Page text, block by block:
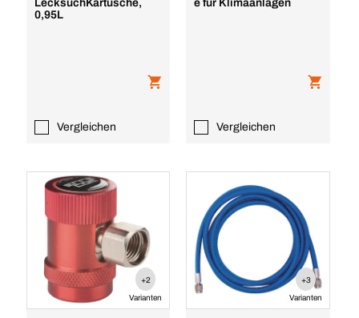
LecksuchKartusche,
0,95L
Vergleichen
e für Klimaanlagen
Vergleichen
+2
Varianten
+3
Varianten